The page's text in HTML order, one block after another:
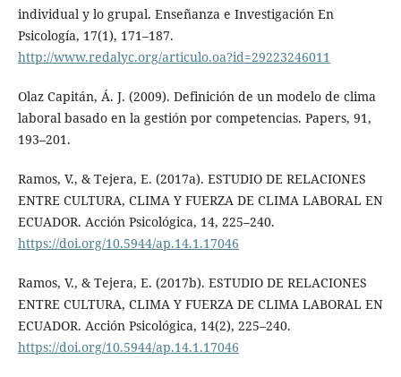
individual y lo grupal. Enseñanza e Investigación En
Psicología, 17(1), 171–187.
http://www.redalyc.org/articulo.oa?id=29223246011
Olaz Capitán, Á. J. (2009). Definición de un modelo de clima
laboral basado en la gestión por competencias. Papers, 91,
193–201.
Ramos, V., & Tejera, E. (2017a). ESTUDIO DE RELACIONES
ENTRE CULTURA, CLIMA Y FUERZA DE CLIMA LABORAL EN
ECUADOR. Acción Psicológica, 14, 225–240.
https://doi.org/10.5944/ap.14.1.17046
Ramos, V., & Tejera, E. (2017b). ESTUDIO DE RELACIONES
ENTRE CULTURA, CLIMA Y FUERZA DE CLIMA LABORAL EN
ECUADOR. Acción Psicológica, 14(2), 225–240.
https://doi.org/10.5944/ap.14.1.17046